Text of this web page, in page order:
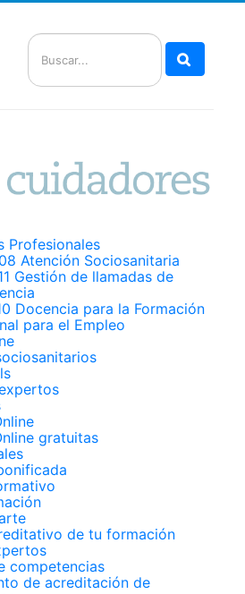
Profesionales
Atención Sociosanitaria
Gestión de llamadas de
Docencia para la Formación
para el Empleo
gratuitas
de tu formación
competencias
de acreditación de